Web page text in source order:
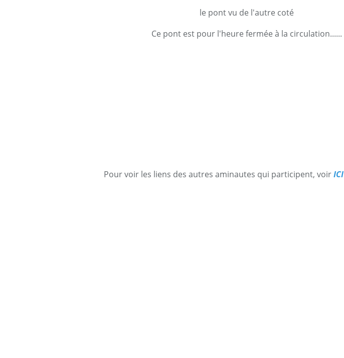
le pont vu de l'autre coté
Ce pont est pour l'heure fermée à la circulation......
Pour voir les liens des autres aminautes qui participent, voirICI